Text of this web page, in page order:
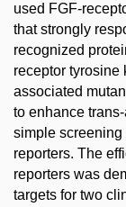
used FGF-
that strongly
recognized
receptor tyrosine
associated
to enhance
simple
reporters. The
reporters was
targets for two